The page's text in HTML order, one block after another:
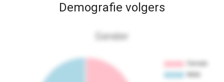
Demografie volgers
Gender